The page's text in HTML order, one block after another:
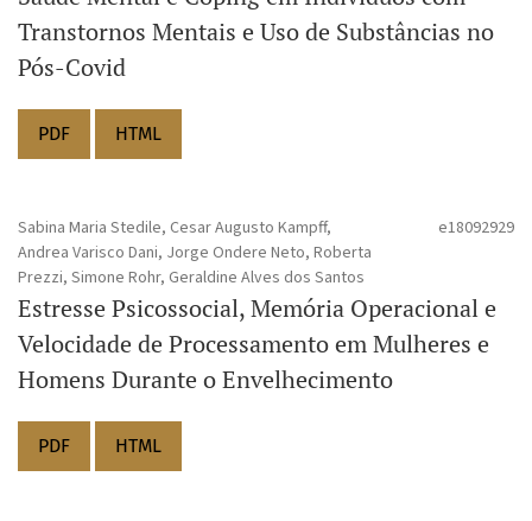
Transtornos Mentais e Uso de Substâncias no
Pós-Covid
PDF HTML
Sabina Maria Stedile, Cesar Augusto Kampff,
Andrea Varisco Dani, Jorge Ondere Neto, Roberta
Prezzi, Simone Rohr, Geraldine Alves dos Santos
e18092929
Estresse Psicossocial, Memória Operacional e
Velocidade de Processamento em Mulheres e
Homens Durante o Envelhecimento
PDF HTML